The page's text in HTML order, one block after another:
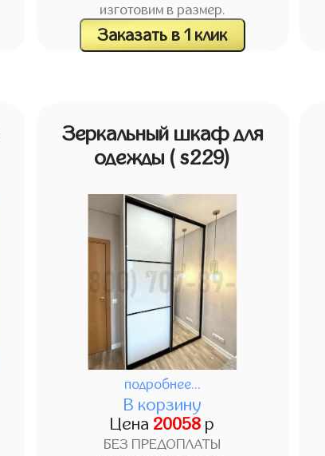
изготовим в размер.
Заказать в 1 клик
Зеркальный шкаф для
одежды ( s229)
подробнее...
В корзину
Цена 20058 р
БЕЗ ПРЕДОПЛАТЫ